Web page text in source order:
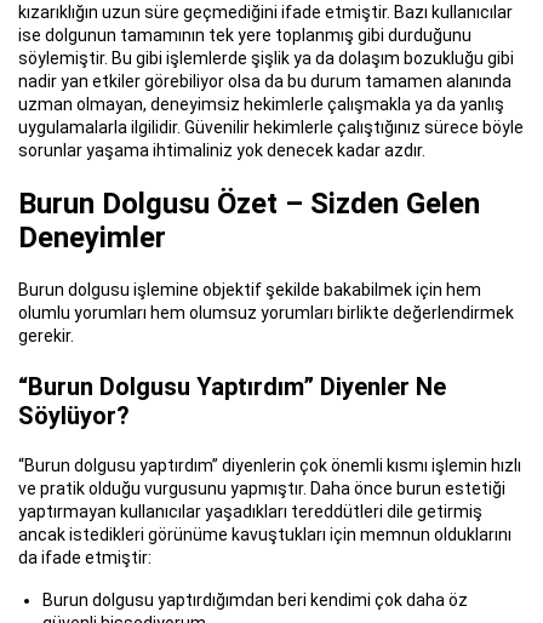
kızarıklığın uzun süre geçmediğini ifade etmiştir. Bazı kullanıcılar
ise dolgunun tamamının tek yere toplanmış gibi durduğunu
söylemiştir. Bu gibi işlemlerde şişlik ya da dolaşım bozukluğu gibi
nadir yan etkiler görebiliyor olsa da bu durum tamamen alanında
uzman olmayan, deneyimsiz hekimlerle çalışmakla ya da yanlış
uygulamalarla ilgilidir. Güvenilir hekimlerle çalıştığınız sürece böyle
sorunlar yaşama ihtimaliniz yok denecek kadar azdır.
Burun Dolgusu Özet – Sizden Gelen
Deneyimler
Burun dolgusu işlemine objektif şekilde bakabilmek için hem
olumlu yorumları hem olumsuz yorumları birlikte değerlendirmek
gerekir.
“Burun Dolgusu Yaptırdım” Diyenler Ne
Söylüyor?
“Burun dolgusu yaptırdım” diyenlerin çok önemli kısmı işlemin hızlı
ve pratik olduğu vurgusunu yapmıştır. Daha önce burun estetiği
yaptırmayan kullanıcılar yaşadıkları tereddütleri dile getirmiş
ancak istedikleri görünüme kavuştukları için memnun olduklarını
da ifade etmiştir:
Burun dolgusu yaptırdığımdan beri kendimi çok daha öz